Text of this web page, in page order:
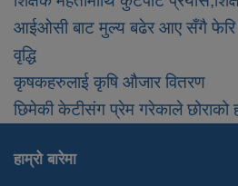
आईओसी बाट मुल्य बढेर आए सँगै फेरि
वृद्धि
कृषकहरुलाई कृषि औजार वितरण
छिमेकी केटीसंग प्रेम गरेकाले छोराको
हाम्रो बारेमा